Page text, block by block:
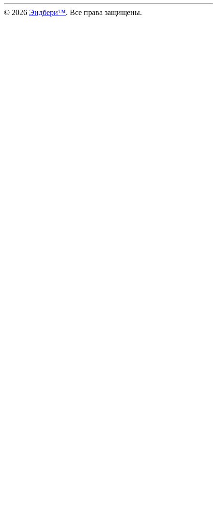
© 2026 Эндбери™. Все права защищены.